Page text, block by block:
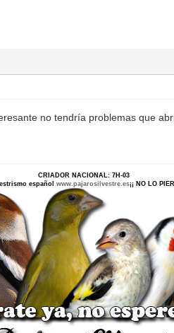
no tendría problemas que
CRIADOR NACIONAL: 7H-03
españolwww.pajarosilvestre.es¡¡ NO LO